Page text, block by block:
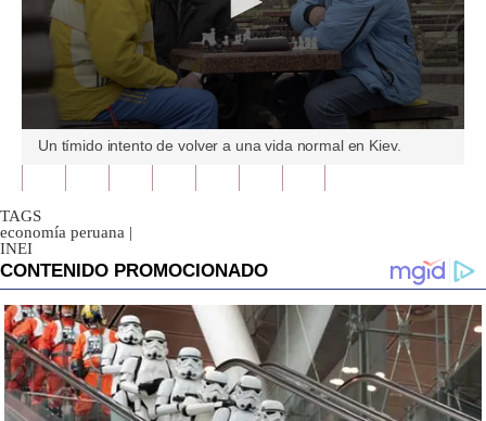
seconds
of
1
51
seconds
Un tímido intento de volver a una vida normal en Kiev.
TAGS
economía peruana |
INEI